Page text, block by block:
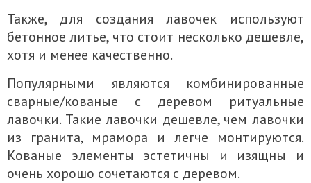
Также, для создания лавочек используют
бетонное литье, что стоит несколько дешевле,
хотя и менее качественно.
Популярными являются комбинированные
сварные/кованые с деревом ритуальные
лавочки. Такие лавочки дешевле, чем лавочки
из гранита, мрамора и легче монтируются.
Кованые элементы эстетичны и изящны и
очень хорошо сочетаются с деревом.